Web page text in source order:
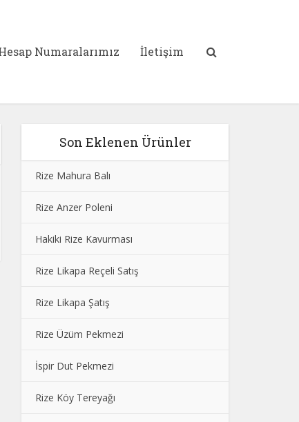
Numaralarımız İletişim
Son Eklenen Ürünler
Rize Mahura Balı
Rize Anzer Poleni
Hakiki Rize Kavurması
Rize Likapa Reçeli Satış
Rize Likapa Şatış
Rize Üzüm Pekmezi
İspir Dut Pekmezi
Rize Köy Tereyağı